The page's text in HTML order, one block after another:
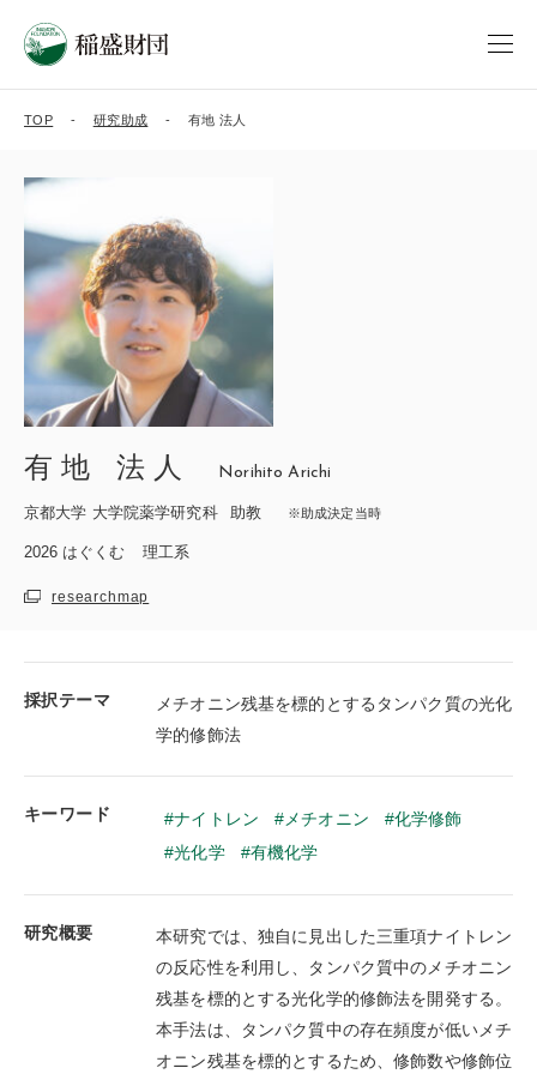
TOP 研究助成 有地 法人
有地 法人 Norihito Arichi
京都大学 大学院薬学研究科 助教 ※助成決定当時
2026 はぐくむ 理工系
researchmap
採択テーマ
メチオニン残基を標的とするタンパク質の光化
学的修飾法
キーワード ナイトレン メチオニン
化学修飾
光化学
有機化学
研究概要
本研究では、独自に見出した三重項ナイトレン
の反応性を利用し、タンパク質中のメチオニン
残基を標的とする光化学的修飾法を開発する。
本手法は、タンパク質中の存在頻度が低いメチ
オニン残基を標的とするため、修飾数や修飾位